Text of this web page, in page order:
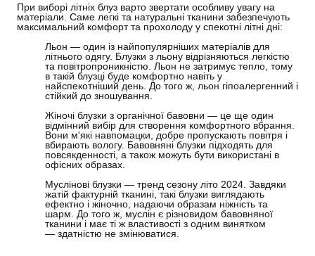
При виборі літніх блуз варто звертати особливу увагу на
матеріали. Саме легкі та натуральні тканини забезпечують
максимальний комфорт та прохолоду у спекотні літні дні:
Льон — один із найпопулярніших матеріалів для
літнього одягу. Блузки з льону відрізняються легкістю
та повітропроникністю. Льон не затримує тепло, тому
в такій блузці буде комфортно навіть у
найспекотніший день. До того ж, льон гіпоалергенний і
стійкий до зношування.
Жіночі блузки з органічної бавовни — це ще один
відмінний вибір для створення комфортного вбрання.
Вони м'які навпомацки, добре пропускають повітря і
вбирають вологу. Бавовняні блузки підходять для
повсякденності, а також можуть бути використані в
офісних образах.
Муслінові блузки — тренд сезону літо 2024. Завдяки
жатій фактурній тканині, такі блузки виглядають
ефектно і жіночно, надаючи образам ніжність та
шарм. До того ж, муслін є різновидом бавовняної
тканини і має ті ж властивості з одним винятком
— здатністю не змінюватися.